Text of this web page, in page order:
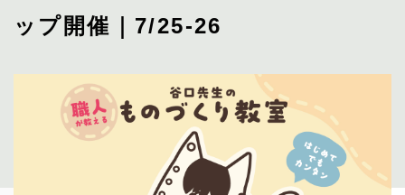
ップ開催｜7/25-26